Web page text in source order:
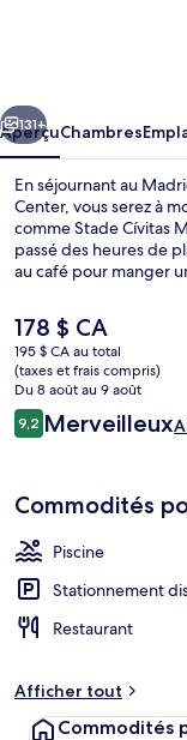
Hotel
&
Conference
Center
Suivant
131+
AperçuChambres
En séjournant au
Center, vous serez à
comme Stade Cívitas
passé des heures de
au café pour manger
navette aéroportuaire
physique ouvert en
caractéristiques. Les
confortables et le
Le
prix
actuel
est
de 178 $ CA
178 $ CA
195 $ CA au total
(taxes et frais compris)
Du 8 août au 9 août
Avis
9,29,2 sur 10 –
Merveilleux
Commodités
Piscine
Stationnement
Restaurant
Afficher tout
Commodités